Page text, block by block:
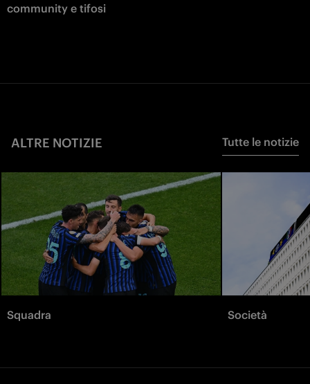
community e tifosi
ALTRE NOTIZIE Tutte le notizie
Squadra Società